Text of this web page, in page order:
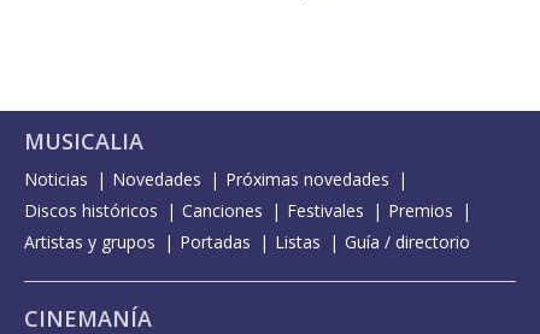
MUSICALIA
Noticias Novedades
Próximas novedades
Discos históricos
Canciones Festivales
Premios
Artistas y grupos
Portadas Listas Guía / directorio
CINEMANÍA